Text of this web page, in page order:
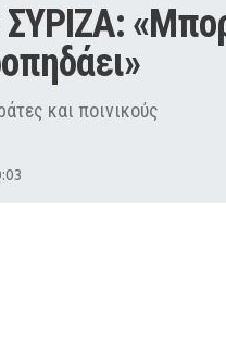
ΣΥΡΙΖΑ:
και ποινικούς